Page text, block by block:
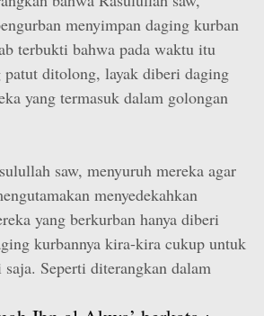
menyimpan daging kurban
terbukti bahwa pada waktu itu
patut ditolong, layak diberi daging
yang termasuk dalam golongan
saw, menyuruh mereka agar
menyedekahkan
yang berkurban hanya diberi
kurbannya kira-kira cukup untuk
Seperti diterangkan dalam